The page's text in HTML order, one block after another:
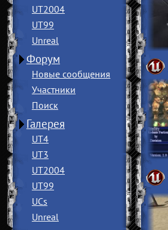
UT2004
UT99
Unreal
Форум
Новые сообщения
Участники
Поиск
Галерея
UT4
UT3
UT2004
UT99
UCs
Unreal